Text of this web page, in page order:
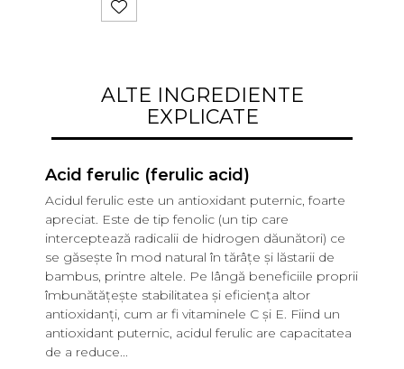
ALTE INGREDIENTE
EXPLICATE
Acid ferulic (ferulic acid)
Acidul ferulic este un antioxidant puternic, foarte
apreciat. Este de tip fenolic (un tip care
interceptează radicalii de hidrogen dăunători) ce
se găsește în mod natural în tărâțe și lăstarii de
bambus, printre altele. Pe lângă beneficiile proprii
îmbunătățește stabilitatea și eficiența altor
antioxidanți, cum ar fi vitaminele C și E. Fiind un
antioxidant puternic, acidul ferulic are capacitatea
de a reduce...